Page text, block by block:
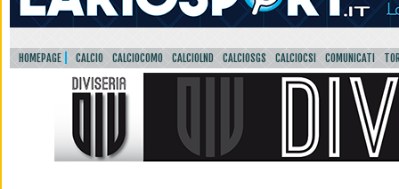
HOMEPAGE CALCIO CALCIOCOMO CALCIOLND CALCIOSGS CALCIOCSI COMUNICATI